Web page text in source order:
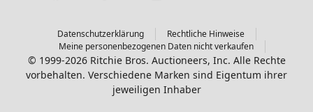
Datenschutzerklärung
Rechtliche Hinweise
Meine personenbezogenen Daten nicht verkaufen
© 1999-2026 Ritchie Bros. Auctioneers, Inc. Alle Rechte
vorbehalten. Verschiedene Marken sind Eigentum ihrer
jeweiligen Inhaber